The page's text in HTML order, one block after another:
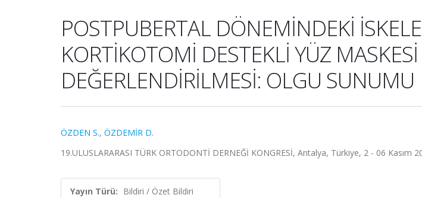
POSTPUBERTAL DÖNEMİNDEKİ
KORTİKOTOMİ DESTEKLİ YÜZ
DEĞERLENDİRİLMESİ: OLGU SUNUMU
ÖZDEN S., ÖZDEMİR D.
19.ULUSLARARASI TÜRK ORTODONTİ DERNEĞİ KONGRESİ, Antalya, Türkiye, 2 - 06 Kasım
Yayın Türü: Bildiri / Özet Bildiri